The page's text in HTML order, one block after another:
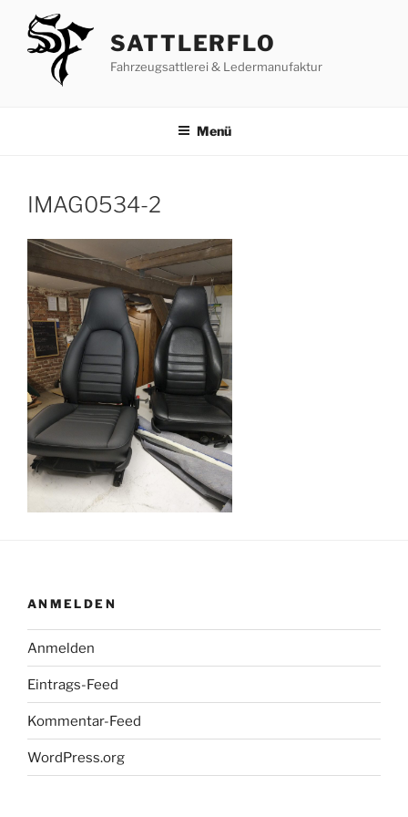
Inhalt
springen
SATTLERFLO
Fahrzeugsattlerei & Ledermanufaktur
Menü
IMAG0534-2
ANMELDEN
Anmelden
Eintrags-Feed
Kommentar-Feed
WordPress.org